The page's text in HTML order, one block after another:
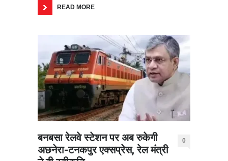
READ MORE
बनबसा रेलवे स्टेशन पर अब रुकेगी
अछनेरा-टनकपुर एक्सप्रेस, रेल मंत्री
0